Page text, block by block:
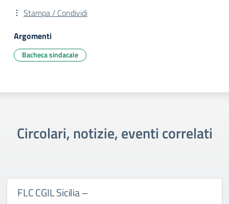
Stampa / Condividi
Argomenti
Bacheca sindacale
Circolari, notizie, eventi correlati
FLC CGIL Sicilia –